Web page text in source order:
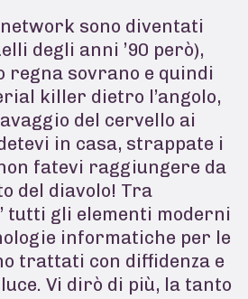
sono diventati
degli anni ’90 però),
regna sovrano e quindi
killer dietro l’angolo,
del cervello ai
in casa, strappate i
fatevi raggiungere da
del diavolo! Tra
tutti gli elementi moderni
informatiche per le
trattati con diffidenza e
Vi dirò di più, la tanto